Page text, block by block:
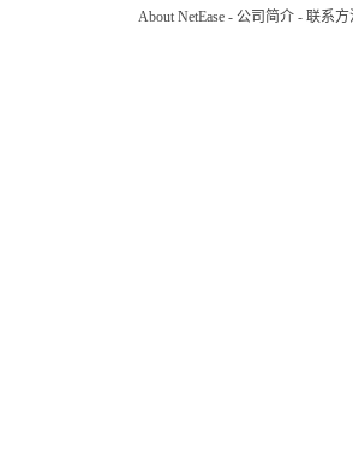
About NetEase - 公司简介 - 联系方